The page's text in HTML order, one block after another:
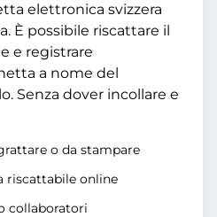
elettronica svizzera
È possibile riscattare il
e registrare
a nome del
Senza dover incollare e
o da stampare
riscattabile online
collaboratori